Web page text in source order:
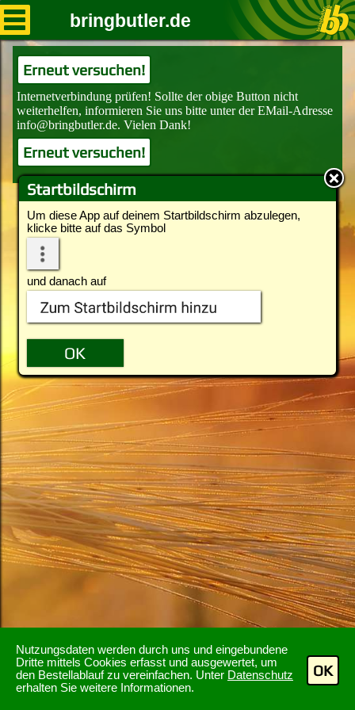
Nutzungsdaten werden durch uns und eingebundene
Dritte mittels Cookies erfasst und ausgewertet, um
den Bestellablauf zu vereinfachen. Unter Datenschutz
erhalten Sie weitere Informationen.
OK
Startbildschirm
Um diese App auf deinem Startbildschirm abzulegen,
klicke bitte auf das Symbol
und danach auf
bringbutler.de
Erneut versuchen!
Erneut versuchen!